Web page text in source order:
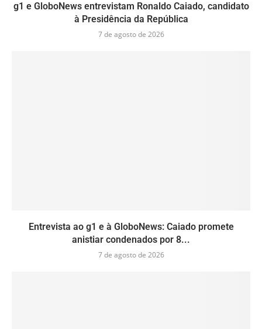
g1 e GloboNews entrevistam Ronaldo Caiado, candidato
à Presidência da República
7 de agosto de 2026
Entrevista ao g1 e à GloboNews: Caiado promete
anistiar condenados por 8...
7 de agosto de 2026